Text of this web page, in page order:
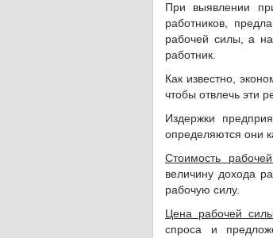
При выявлении
работников,
рабочей силы, а
работник.
Как известно,
чтобы отвлечь эти
Издержки
определяются они
Стоимость
величину дохода
рабочую силу.
Цена рабочей силы
спроса и